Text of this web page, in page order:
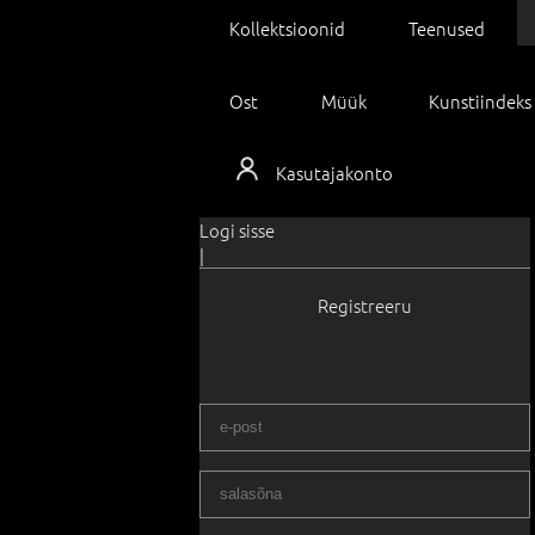
Kollektsioonid Teenused
Ost Müük Kunstiindeks
Kasutajakonto
Logi sisse
|
Registreeru